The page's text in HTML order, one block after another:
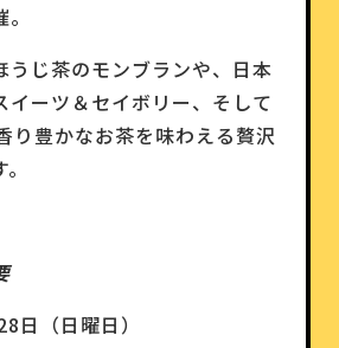
うじ茶のモンブランや、日本
イーツ＆セイボリー、そして
り豊かなお茶を味わえる贅沢
日（日曜日）